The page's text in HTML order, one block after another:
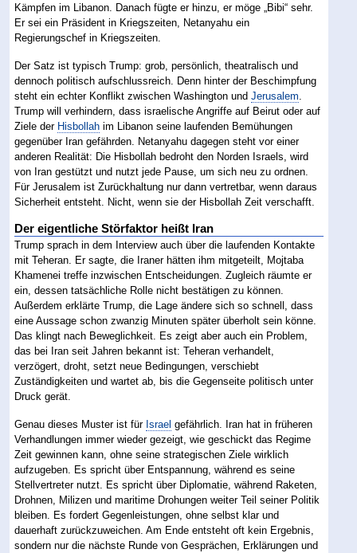
Kämpfen im Libanon. Danach fügte er hinzu, er möge „Bibi“ sehr.
Er sei ein Präsident in Kriegszeiten, Netanyahu ein
Regierungschef in Kriegszeiten.
Der Satz ist typisch Trump: grob, persönlich, theatralisch und
dennoch politisch aufschlussreich. Denn hinter der Beschimpfung
steht ein echter Konflikt zwischen Washington undJerusalem
Trump will verhindern, dass israelische Angriffe auf Beirut oder auf
Ziele der Hisbollah im Libanon seine laufenden Bemühungen
gegenüber Iran gefährden. Netanyahu dagegen steht vor einer
anderen Realität: Die Hisbollah bedroht den Norden Israels, wird
von Iran gestützt und nutzt jede Pause, um sich neu zu ordnen.
Für Jerusalem ist Zurückhaltung nur dann vertretbar, wenn daraus
Sicherheit entsteht. Nicht, wenn sie der Hisbollah Zeit verschafft.
Der eigentliche Störfaktor heißt Iran
Trump sprach in dem Interview auch über die laufenden Kontakte
mit Teheran. Er sagte, die Iraner hätten ihm mitgeteilt, Mojtaba
Khamenei treffe inzwischen Entscheidungen. Zugleich räumte er
ein, dessen tatsächliche Rolle nicht bestätigen zu können.
Außerdem erklärte Trump, die Lage ändere sich so schnell, dass
eine Aussage schon zwanzig Minuten später überholt sein könne.
Das klingt nach Beweglichkeit. Es zeigt aber auch ein Problem,
das bei Iran seit Jahren bekannt ist: Teheran verhandelt,
verzögert, droht, setzt neue Bedingungen, verschiebt
Zuständigkeiten und wartet ab, bis die Gegenseite politisch unter
Druck gerät.
Genau dieses Muster ist für Israel gefährlich. Iran hat in früheren
Verhandlungen immer wieder gezeigt, wie geschickt das Regime
Zeit gewinnen kann, ohne seine strategischen Ziele wirklich
aufzugeben. Es spricht über Entspannung, während es seine
Stellvertreter nutzt. Es spricht über Diplomatie, während Raketen,
Drohnen, Milizen und maritime Drohungen weiter Teil seiner Politik
bleiben. Es fordert Gegenleistungen, ohne selbst klar und
dauerhaft zurückzuweichen. Am Ende entsteht oft kein Ergebnis,
sondern nur die nächste Runde von Gesprächen, Erklärungen und